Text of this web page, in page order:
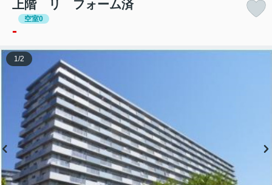
上階 リ フォーム済
空室0
-
1/2